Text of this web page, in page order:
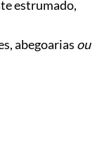
estrumado,
abegoarias ou